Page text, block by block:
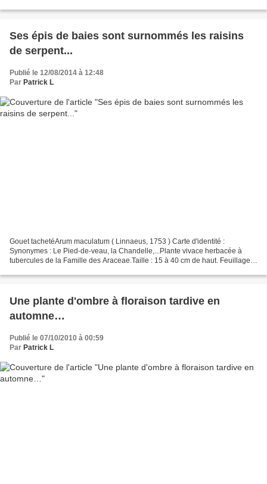
Ses épis de baies sont surnommés les raisins
de serpent...
Publié le 12/08/2014 à 12:48
Par Patrick L
Gouet tachetéArum maculatum ( Linnaeus, 1753 ) Carte d'identité :
Synonymes : Le Pied-de-veau, la Chandelle,...Plante vivace herbacée à
tubercules de la Famille des Araceae.Taille : 15 à 40 cm de haut. Feuillage :
Une plante d'ombre à floraison tardive en
automne…
Publié le 07/10/2010 à 00:59
Par Patrick L